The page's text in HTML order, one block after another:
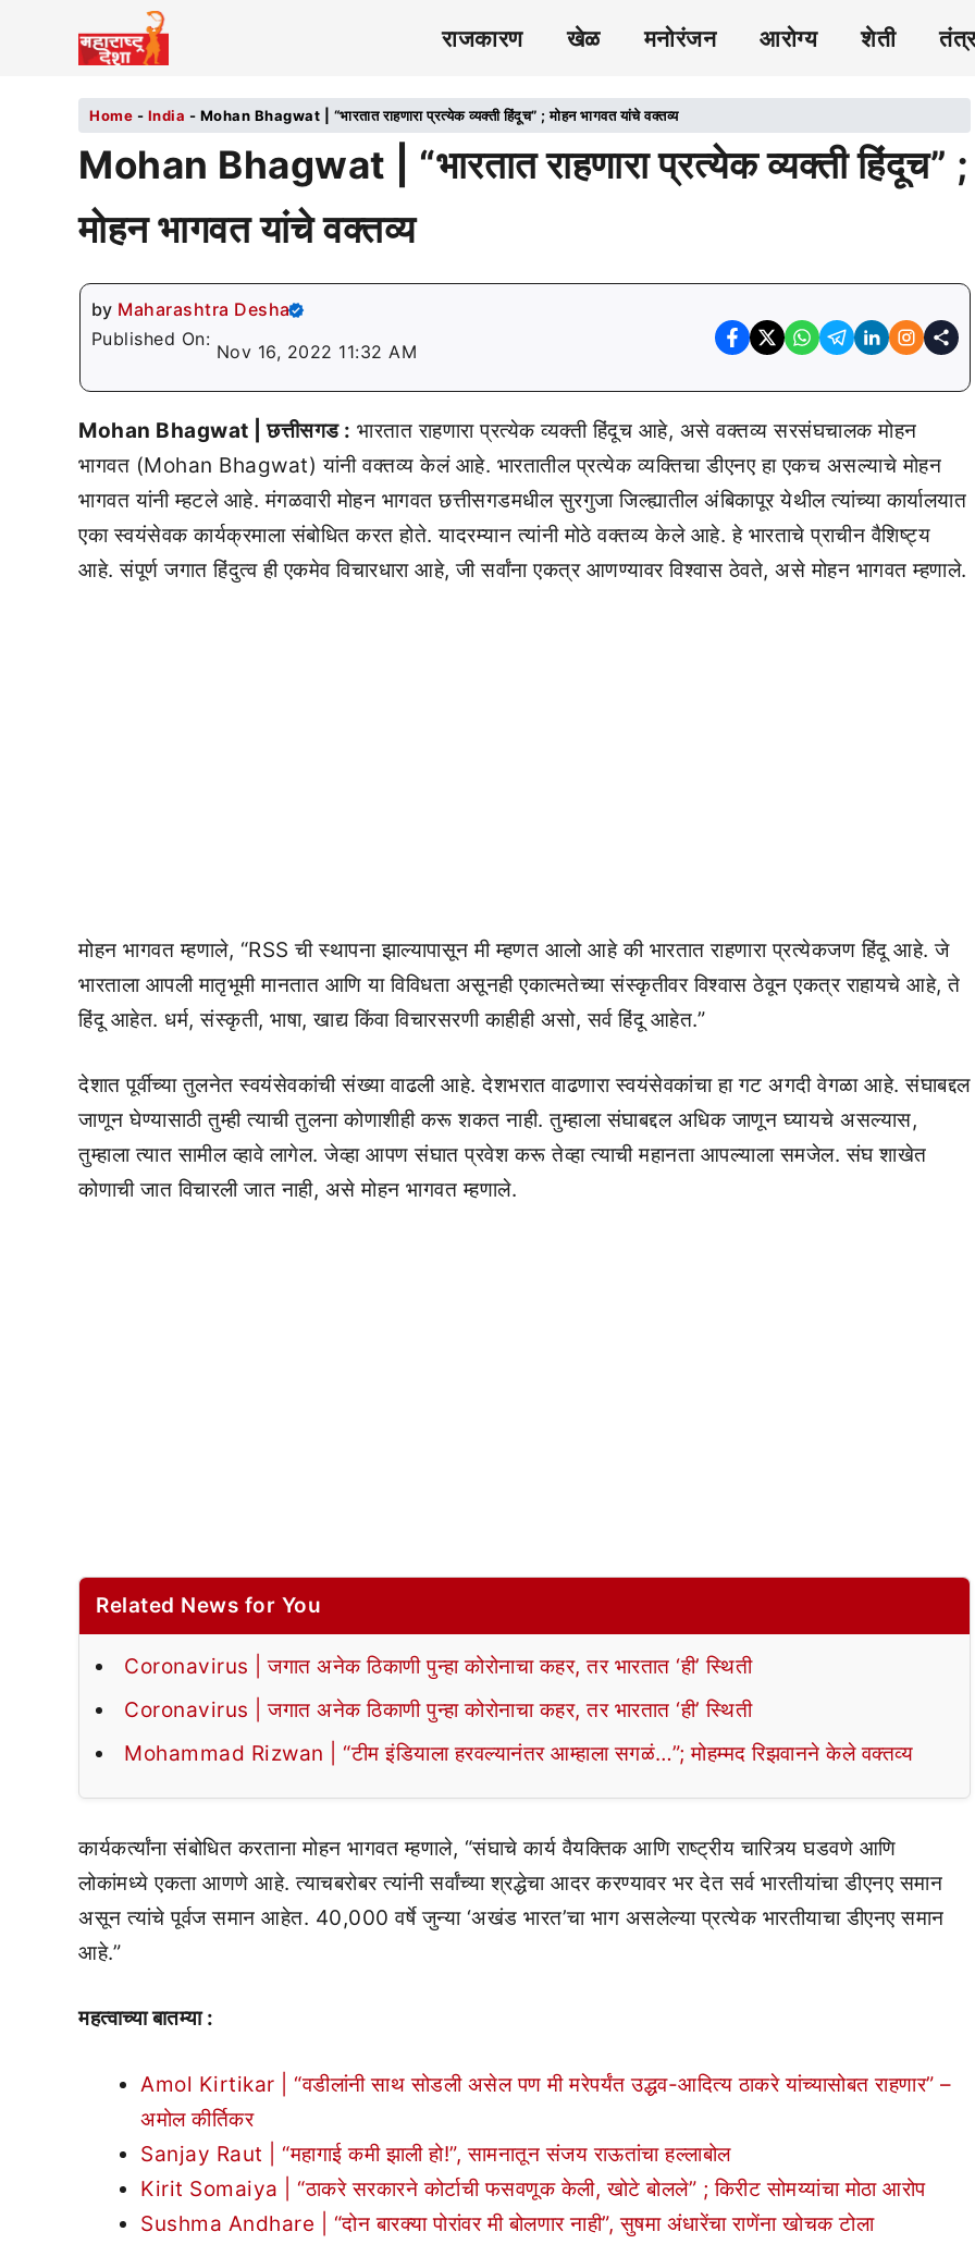
राजकारण खेळ मनोरंजन आरोग्य शेती
Home - India - Mohan Bhagwat | “भारतात राहणारा प्रत्येक व्यक्ती हिंदूच” ; मोहन भागवत यांचे वक्तव्य
Mohan Bhagwat | “भारतात राहणारा प्रत्येक व्यक्ती हिंदूच” ;
मोहन भागवत यांचे वक्तव्य
by Maharashtra Desha
Published On:
Nov 16, 2022 11:32 AM
Mohan Bhagwat | छत्तीसगड : भारतात राहणारा प्रत्येक व्यक्ती हिंदूच आहे, असे वक्तव्य सरसंघचालक मोहन
भागवत (Mohan Bhagwat) यांनी वक्तव्य केलं आहे. भारतातील प्रत्येक व्यक्तिचा डीएनए हा एकच असल्याचे मोहन
भागवत यांनी म्हटले आहे. मंगळवारी मोहन भागवत छत्तीसगडमधील सुरगुजा जिल्ह्यातील अंबिकापूर येथील त्यांच्या कार्यालयात
एका स्वयंसेवक कार्यक्रमाला संबोधित करत होते. यादरम्यान त्यांनी मोठे वक्तव्य केले आहे. हे भारताचे प्राचीन वैशिष्ट्य
आहे. संपूर्ण जगात हिंदुत्व ही एकमेव विचारधारा आहे, जी सर्वांना एकत्र आणण्यावर विश्वास ठेवते, असे मोहन भागवत म्हणाले.
मोहन भागवत म्हणाले, “RSS ची स्थापना झाल्यापासून मी म्हणत आलो आहे की भारतात राहणारा प्रत्येकजण हिंदू आहे. जे
भारताला आपली मातृभूमी मानतात आणि या विविधता असूनही एकात्मतेच्या संस्कृतीवर विश्वास ठेवून एकत्र राहायचे आहे, ते
हिंदू आहेत. धर्म, संस्कृती, भाषा, खाद्य किंवा विचारसरणी काहीही असो, सर्व हिंदू आहेत.”
देशात पूर्वीच्या तुलनेत स्वयंसेवकांची संख्या वाढली आहे. देशभरात वाढणारा स्वयंसेवकांचा हा गट अगदी वेगळा आहे. संघाबद्दल
जाणून घेण्यासाठी तुम्ही त्याची तुलना कोणाशीही करू शकत नाही. तुम्हाला संघाबद्दल अधिक जाणून घ्यायचे असल्यास,
तुम्हाला त्यात सामील व्हावे लागेल. जेव्हा आपण संघात प्रवेश करू तेव्हा त्याची महानता आपल्याला समजेल. संघ शाखेत
कोणाची जात विचारली जात नाही, असे मोहन भागवत म्हणाले.
Related News for You
Coronavirus | जगात अनेक ठिकाणी पुन्हा कोरोनाचा कहर, तर भारतात ‘ही’ स्थिती
Coronavirus | जगात अनेक ठिकाणी पुन्हा कोरोनाचा कहर, तर भारतात ‘ही’ स्थिती
Mohammad Rizwan | “टीम इंडियाला हरवल्यानंतर आम्हाला सगळं…”; मोहम्मद रिझवानने केले वक्तव्य
कार्यकर्त्यांना संबोधित करताना मोहन भागवत म्हणाले, “संघाचे कार्य वैयक्तिक आणि राष्ट्रीय चारित्र्य घडवणे आणि
लोकांमध्ये एकता आणणे आहे. त्याचबरोबर त्यांनी सर्वांच्या श्रद्धेचा आदर करण्यावर भर देत सर्व भारतीयांचा डीएनए समान
असून त्यांचे पूर्वज समान आहेत. 40,000 वर्षे जुन्या ‘अखंड भारत’चा भाग असलेल्या प्रत्येक भारतीयाचा डीएनए समान
आहे.”
महत्वाच्या बातम्या :
Amol Kirtikar | “वडीलांनी साथ सोडली असेल पण मी मरेपर्यंत उद्धव-आदित्य ठाकरे यांच्यासोबत राहणार” –
अमोल कीर्तिकर
Sanjay Raut | “महागाई कमी झाली हो!”, सामनातून संजय राऊतांचा हल्लाबोल
Kirit Somaiya | “ठाकरे सरकारने कोर्टाची फसवणूक केली, खोटे बोलले” ; किरीट सोमय्यांचा मोठा आरोप
Sushma Andhare | “दोन बारक्या पोरांवर मी बोलणार नाही”, सुषमा अंधारेंचा राणेंना खोचक टोला